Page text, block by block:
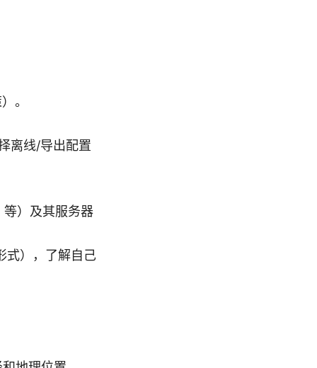
。
离线/导出配置
）及其服务器
式），了解自己